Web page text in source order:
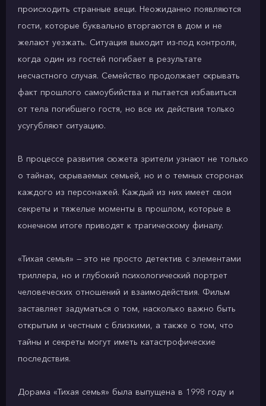
происходить странные вещи. Неожиданно появляются
гости, которые буквально вторгаются в дом и не
желают уезжать. Ситуация выходит из-под контроля,
когда один из гостей погибает в результате
несчастного случая. Семейство продолжает скрывать
факт прошлого самоубийства и пытается избавиться
от тела погибшего гостя, но все их действия только
усугубляют ситуацию.
В процессе развития сюжета зрители узнают не только
о тайнах, скрываемых семьей, но и о темных сторонах
каждого из персонажей. Каждый из них имеет свои
секреты и тяжелые моменты в прошлом, которые в
конечном итоге приводят к трагическому финалу.
«Тихая семья» — это не просто детектив с элементами
триллера, но и глубокий психологический портрет
человеческих отношений и взаимодействия. Фильм
заставляет задуматься о том, насколько важно быть
открытым и честным с близкими, а также о том, что
тайны и секреты могут иметь катастрофические
последствия.
Дорама «Тихая семья» была выпущена в 1998 году и